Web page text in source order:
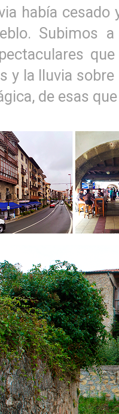
había cesado
Subimos
y la lluvia
de esas